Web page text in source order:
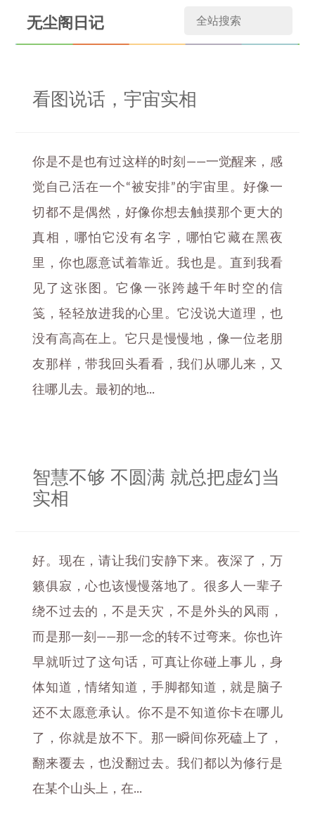
无尘阁日记
看图说话，宇宙实相
你是不是也有过这样的时刻——一觉醒来，感
觉自己活在一个“被安排”的宇宙里。好像一
切都不是偶然，好像你想去触摸那个更大的
真相，哪怕它没有名字，哪怕它藏在黑夜
里，你也愿意试着靠近。我也是。直到我看
见了这张图。它像一张跨越千年时空的信
笺，轻轻放进我的心里。它没说大道理，也
没有高高在上。它只是慢慢地，像一位老朋
友那样，带我回头看看，我们从哪儿来，又
往哪儿去。最初的地...
智慧不够 不圆满 就总把虚幻当
实相
好。现在，请让我们安静下来。夜深了，万
籁俱寂，心也该慢慢落地了。很多人一辈子
绕不过去的，不是天灾，不是外头的风雨，
而是那一刻——那一念的转不过弯来。你也许
早就听过了这句话，可真让你碰上事儿，身
体知道，情绪知道，手脚都知道，就是脑子
还不太愿意承认。你不是不知道你卡在哪儿
了，你就是放不下。那一瞬间你死磕上了，
翻来覆去，也没翻过去。我们都以为修行是
在某个山头上，在...